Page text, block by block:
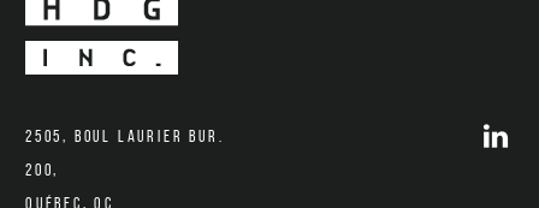
2505, boul Laurier bur.
200,
Québec, QC